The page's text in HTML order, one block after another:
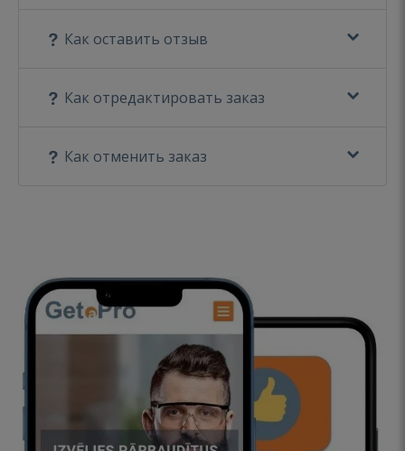
Как оставить отзыв
Как отредактировать заказ
Как отменить заказ